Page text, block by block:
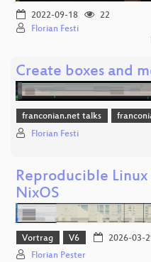
2022-09-18
22
Florian Festi
Create boxes and
franconian.net talks
Florian Festi
Reproducible
NixOS
Vortrag V6 2026-03-
Florian Pester